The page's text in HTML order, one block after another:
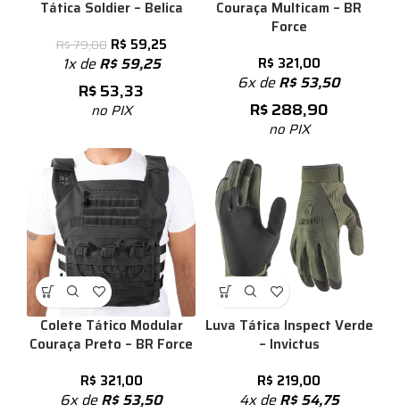
Tática Soldier – Belica
R$79,00 R$ 59,25
1x deR$59,25
R$53,33
no PIX
Couraça Multicam – BR
Force
R$ 321,00
6x deR$53,50
R$288,90
no PIX
Colete Tático Modular
Couraça Preto – BR Force
R$ 321,00
6x deR$53,50
Luva Tática Inspect Verde
– Invictus
R$ 219,00
4x deR$54,75